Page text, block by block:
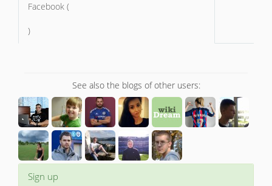
Facebook (
)
See also the blogs of other users:
Sign up